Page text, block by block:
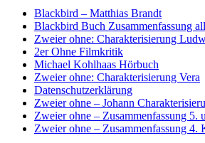
Blackbird – Matthias Brandt
Blackbird Buch Zusammenfassung
Zweier ohne: Charakterisierung
2er Ohne Filmkritik
Michael Kohlhaas Hörbuch
Zweier ohne: Charakterisierung Vera
Datenschutzerklärung
Zweier ohne – Johann
Zweier ohne – Zusammenfassung 5.
Zweier ohne – Zusammenfassung 4.